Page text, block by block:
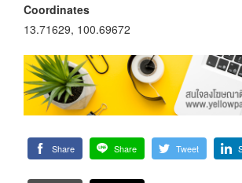
Coordinates
13.71629, 100.69672
Share Share Tweet